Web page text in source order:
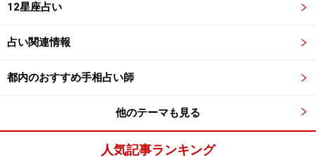
【編集部おすすめの購入サイト】
Amazonで占い関連の商品をチェック！
楽天市場で占い関連の商品をチェック！
12星座占い
占い関連情報
都内のおすすめ手相占い師
他のテーマも見る
人気記事ランキング